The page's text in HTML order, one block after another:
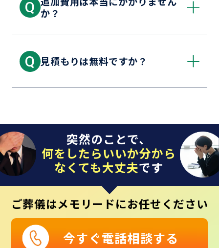
Q か？
Q 見積もりは無料ですか？
突然のことで、
何をしたらいいか分から
なくても大丈夫です
ご葬儀はメモリードにお任せください
今すぐ電話相談する